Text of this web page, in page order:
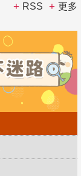
RSS 更多